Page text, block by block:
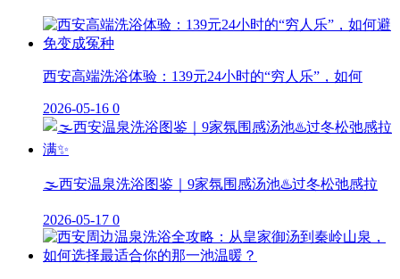
西安高端洗浴体验：139元24小时的“穷人乐”，如何
2026-05-16 0
🌫️西安温泉洗浴图鉴｜9家氛围感汤池♨️过冬松弛感拉
2026-05-17 0